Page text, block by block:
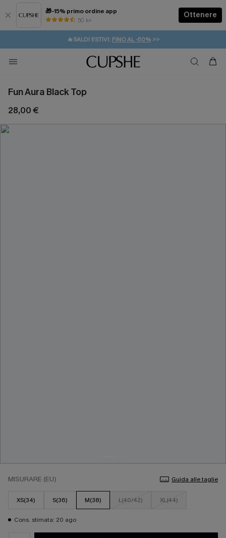
🎁-15% primo ordine app
50 k+
Ottenere
⚡️-15% SUGLI ESSENZIALI DA VACANZA | ACQUISTA
🔥SALDI ESTIVI: FINO AL -50%>>
🚚SPEDIZIONE GRATUITA DA 49€
💌REGALO PER I NUOVI: 20% DI SCONTO*
Fun Aura Black Top
28,00 €
MISURARE (EU) Guida alle taglie
XS(34) S(36) M(38) L(40/42) XL(44)
Cons. stimata: 20 ago